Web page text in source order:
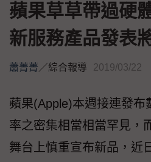
蘋果草草帶過硬
新服務產品發表
蕭菁菁／綜合報導 2019/03/22
蘋果(Apple)本週接連發布
率之密集相當相當罕見，
舞台上慎重宣布新品，近